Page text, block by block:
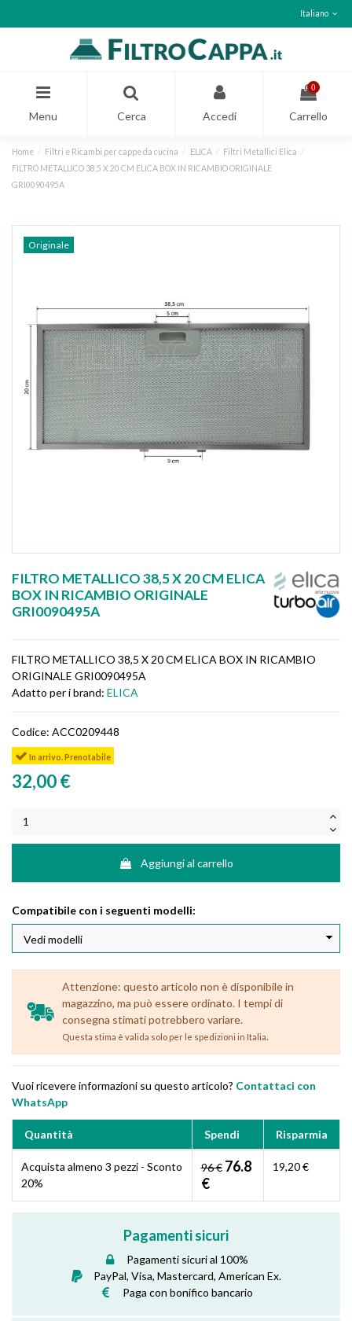
Italiano
Menu Cerca Accedi
0
Carrello
Home Filtri e Ricambi per cappe da cucina ELICA
Filtri Metallici Elica
FILTRO METALLICO 38,5 X 20 CM ELICA BOX IN RICAMBIO ORIGINALE
GRI0090495A
Originale
FILTRO METALLICO 38,5 X 20 CM ELICA
BOX IN RICAMBIO ORIGINALE
GRI0090495A
FILTRO METALLICO 38,5 X 20 CM ELICA BOX IN RICAMBIO
ORIGINALE GRI0090495A
Adatto per i brand: ELICA
Codice: ACC0209448
In arrivo. Prenotabile
32,00 €
Aggiungi al carrello
Compatibile con i seguenti modelli:
Attenzione: questo articolo non è disponibile in
magazzino, ma può essere ordinato. I tempi di
consegna stimati potrebbero variare.
Questa stima è valida solo per le spedizioni in Italia.
Vuoi ricevere informazioni su questo articolo? Contattaci con
WhatsApp
Quantità Spendi Risparmia
Acquista almeno 3 pezzi - Sconto
20%
96 € 76.8
€
19,20 €
Pagamenti sicuri
Pagamenti sicuri al 100%
PayPal, Visa, Mastercard, American Ex.
Paga con bonifico bancario